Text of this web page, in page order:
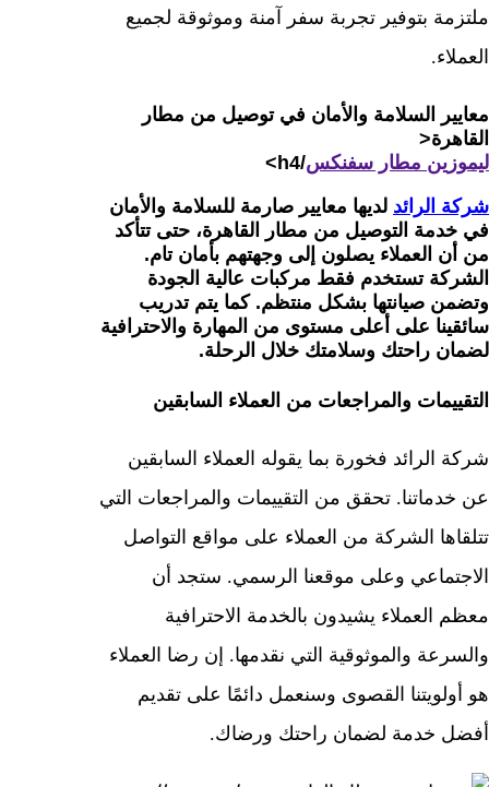
ملتزمة بتوفير تجربة سفر آمنة وموثوقة لجميع
العملاء.
معايير السلامة والأمان في توصيل من مطار
القاهرة<
ليموزين مطار سفنكس/h4>
شركة الرائد لديها معايير صارمة للسلامة والأمان
في خدمة التوصيل من مطار القاهرة، حتى تتأكد
من أن العملاء يصلون إلى وجهتهم بأمان تام.
الشركة تستخدم فقط مركبات عالية الجودة
وتضمن صيانتها بشكل منتظم. كما يتم تدريب
سائقينا على أعلى مستوى من المهارة والاحترافية
لضمان راحتك وسلامتك خلال الرحلة.
التقييمات والمراجعات من العملاء السابقين
شركة الرائد فخورة بما يقوله العملاء السابقين
عن خدماتنا. تحقق من التقييمات والمراجعات التي
تتلقاها الشركة من العملاء على مواقع التواصل
الاجتماعي وعلى موقعنا الرسمي. ستجد أن
معظم العملاء يشيدون بالخدمة الاحترافية
والسرعة والموثوقية التي نقدمها. إن رضا العملاء
هو أولويتنا القصوى وسنعمل دائمًا على تقديم
أفضل خدمة لضمان راحتك ورضاك.